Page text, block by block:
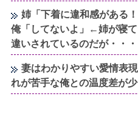
姉「下着に違和感がある
俺「してないよ」←姉が寝
違いされているのだが・・・
妻はわかりやすい愛情表
れが苦手な俺との温度差が